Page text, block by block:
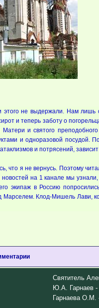
не выдержали. Нам лишь
и теперь заботу о
и святого
и одноразовой посудой.
и потрясений,
что я не вернусь. Поэтому
на 1 канале мы
экипаж в Россию
Клод-Мишель Лави,
Святитель
Ю.А. Гарнаев -
Гарнаева О.М.